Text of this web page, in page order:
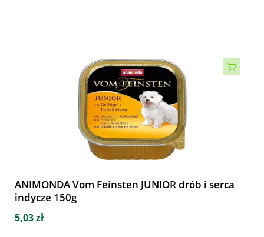
ANIMONDA Vom Feinsten JUNIOR drób i serca
indycze 150g
5,03 zł